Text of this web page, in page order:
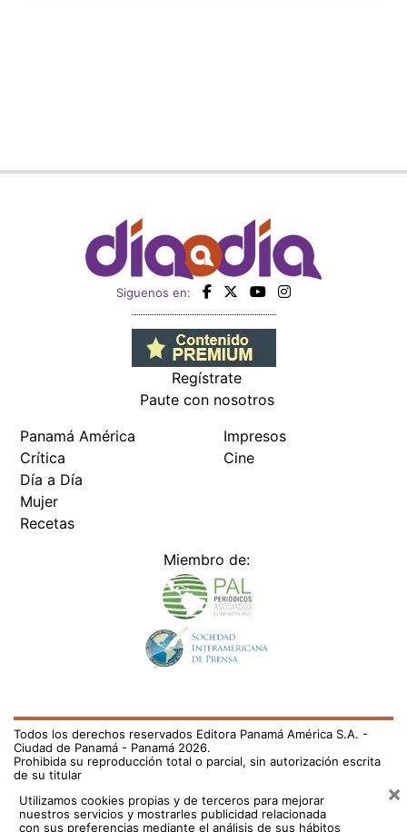
Siguenos en:
Regístrate
Paute con nosotros
Panamá América
Crítica
Día a Día
Mujer
Recetas
Impresos
Cine
Miembro de:
Todos los derechos reservados Editora Panamá América S.A. -
Ciudad de Panamá - Panamá 2026.
Prohibida su reproducción total o parcial, sin autorización escrita
de su titular
Utilizamos cookies propias y de terceros para mejorar
nuestros servicios y mostrarles publicidad relacionada
con sus preferencias mediante el análisis de sus hábitos
×